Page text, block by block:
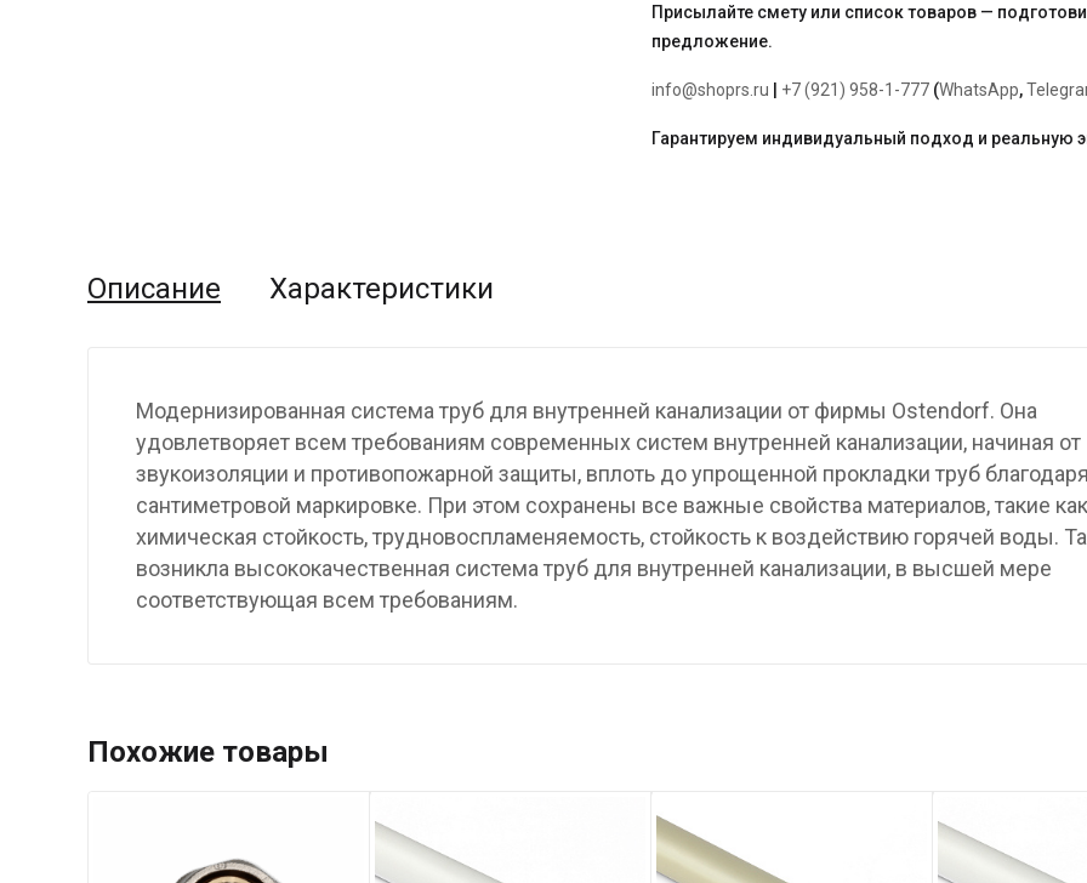
Присылайте смету или список товаров —
предложение.
info@shoprs.ru +7 (921) 958-1-777 (WhatsApp,
Гарантируем индивидуальный подход и реальную
Описание Характеристики
Модернизированная система труб для внутренней канализации от фирмы Ostendorf. Она
удовлетворяет всем требованиям современных систем внутренней канализации, начиная от
звукоизоляции и противопожарной защиты, вплоть до упрощенной прокладки труб благодаря
сантиметровой маркировке. При этом сохранены все важные свойства материалов, такие как
химическая стойкость, трудновоспламеняемость, стойкость к воздействию горячей воды.
возникла высококачественная система труб для внутренней канализации, в высшей мере
соответствующая всем требованиям.
Похожие товары